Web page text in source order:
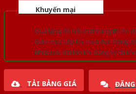
Khuyến mại
Quà tặng đồ nội thất trang trí lên
Giảm trực tiếp khi mua đơn hàng
Nhiều ưu đãi lớn khi đăng ký tài
TẢI BẢNG GIÁ